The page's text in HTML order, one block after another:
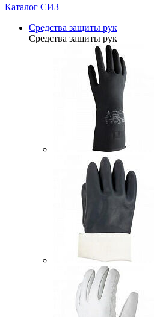
Каталог СИЗ
Средства защиты рук
Средства защиты рук